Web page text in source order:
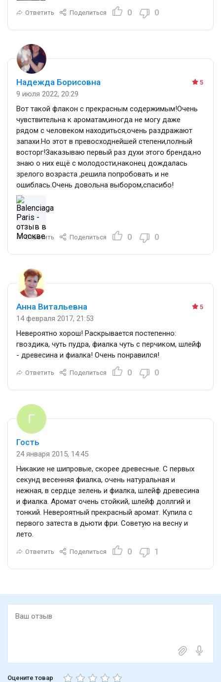
Ответить Поделиться 0 0
5
Надежда Борисовна
9 июля 2022, 20:29
Вот такой флакон с прекрасным содержимым!Очень
чувствительна к ароматам,иногда не могу даже
рядом с человеком находиться,очень раздражают
запахи.Но этот в превосходнейшей степени,полный
восторг!Заказываю первый раз духи этого бренда,но
знаю о них ещё с молодости,наконец дождалась
зрелого возраста ,решила попробовать и не
ошиблась.Очень довольна выбором,спасибо!
Ответить Поделиться 0 0
5
Анна Витальевна
14 февраля 2017, 21:53
Невероятно хорош! Раскрывается постепенно:
гвоздика, чуть пудра, фиалка чуть с перчиком, шлейф
- древесина и фиалка! Очень понравился!
Ответить Поделиться 0 0
Гость
24 января 2015, 14:45
Никакие не шипровые, скорее древесные. С первых
секунд весенняя фиалка, очень натуральная и
нежная, в сердце зелень и фиалка, шлейф древесина
и фиалка. Аромат очень стойкий, шлейф доллгий и
тонкий. Невероятный прекрасный аромат. Купила с
первого затеста в дьюти фри. Советую на весну и
лето.
Ответить Поделиться 0 1
Оцените товар